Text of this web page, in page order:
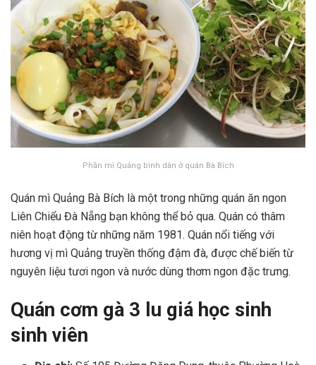
Phần mì Quảng bình dân ở quán Bà Bích
Quán mì Quảng Bà Bích là một trong những quán ăn ngon
Liên Chiểu Đà Nẵng bạn không thể bỏ qua. Quán có thâm
niên hoạt động từ những năm 1981. Quán nổi tiếng với
hương vị mì Quảng truyền thống đậm đà, được chế biến từ
nguyên liệu tươi ngon và nước dùng thơm ngon đặc trưng.
Quán cơm gà 3 lu giá học sinh
sinh viên